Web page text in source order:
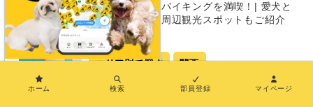
泉と豪華多彩なバイキングを満喫！| 愛犬と
一緒に楽しめる周辺観光スポットもご紹介
2026.07.30
エリア別で探す 関西
【和歌山】「わんわんパラダイス プレ
ホーム 検索 部員登録 マイページ